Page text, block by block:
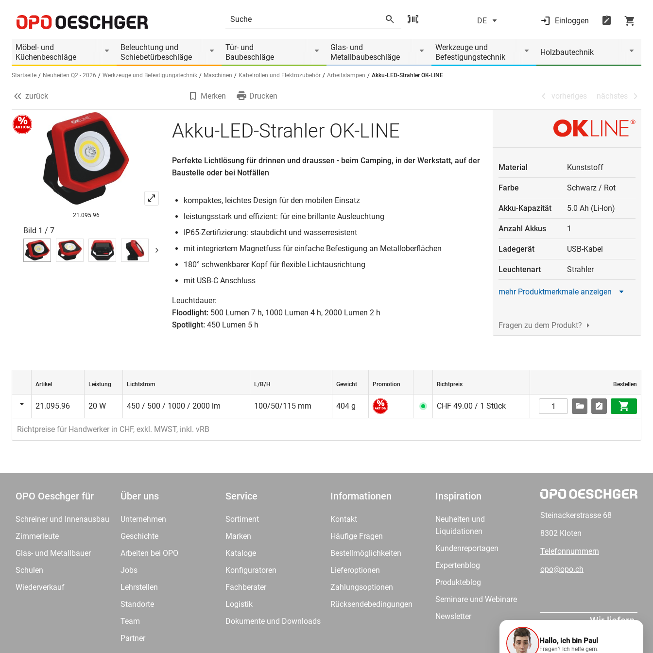
DE Einloggen
Möbel- und
Küchenbeschläge
Beleuchtung und
Schiebetürbeschläge
Tür- und
Baubeschläge
Glas- und
Metallbaubeschläge
Werkzeuge und
Befestigungstechnik
Holzbautechnik
Sprache wählen (DE)
Startseite Neuheiten Q2 - 2026 Werkzeuge und Befestigungstechnik Maschinen Kabelrollen und Elektrozubehör Arbeitslampen Akku-LED-Strahler OK-LINE
Produktinformationen
vorheriges nächstes
zurück Merken Drucken vorheriges nächstes
21.095.96
Bild 1 / 7
Akku-LED-Strahler OK-LINE
Perfekte Lichtlösung für drinnen und draussen - beim Camping, in der Werkstatt, auf der
Baustelle oder bei Notfällen
kompaktes, leichtes Design für den mobilen Einsatz
leistungsstark und effizient: für eine brillante Ausleuchtung
IP65-Zertifizierung: staubdicht und wasserresistent
mit integriertem Magnetfuss für einfache Befestigung an Metalloberflächen
180° schwenkbarer Kopf für flexible Lichtausrichtung
mit USB-C Anschluss
Leuchtdauer:
Floodlight: 500 Lumen 7 h, 1000 Lumen 4 h, 2000 Lumen 2 h
Spotlight: 450 Lumen 5 h
Material Kunststoff
Farbe Schwarz / Rot
Akku-Kapazität 5.0 Ah (Li-Ion)
Anzahl Akkus 1
Ladegerät USB-Kabel
Leuchtenart Strahler
mehr Produktmerkmale anzeigen
Fragen zu dem Produkt?
Artikel Leistung Lichtstrom L/B/H Gewicht Promotion Richtpreis Bestellen
21.095.96 20 W 450 / 500 / 1000 / 2000 lm 100/50/115 mm 404 g CHF 49.00 / 1 Stück
Richtpreise für Handwerker in CHF, exkl. MWST, inkl. vRB
OPO Oeschger für
Schreiner und Innenausbau
Zimmerleute
Glas- und Metallbauer
Schulen
Wiederverkauf
Über uns
Unternehmen
Geschichte
Arbeiten bei OPO
Jobs
Lehrstellen
Standorte
Team
Partner
Service
Sortiment
Marken
Kataloge
Konfiguratoren
Fachberater
Logistik
Dokumente und Downloads
Informationen
Kontakt
Häufige Fragen
Bestellmöglichkeiten
Lieferoptionen
Zahlungsoptionen
Rücksendebedingungen
Inspiration
Neuheiten und
Liquidationen
Kundenreportagen
Expertenblog
Produkteblog
Seminare und Webinare
Newsletter
Steinackerstrasse 68
8302 Kloten
Telefonnummern
opo@opo.ch
Wir liefern.
Hallo, ich bin Paul
Fragen? Ich helfe gern.